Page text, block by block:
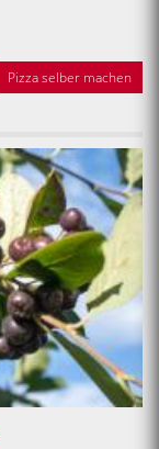
Pizza selber machen